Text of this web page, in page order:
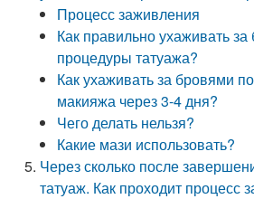
Процесс заживления
Как правильно ухаживать
процедуры татуажа?
Как ухаживать за бровями
макияжа через 3-4 дня?
Чего делать нельзя?
Какие мази использовать?
Через сколько после
татуаж. Как проходит процесс